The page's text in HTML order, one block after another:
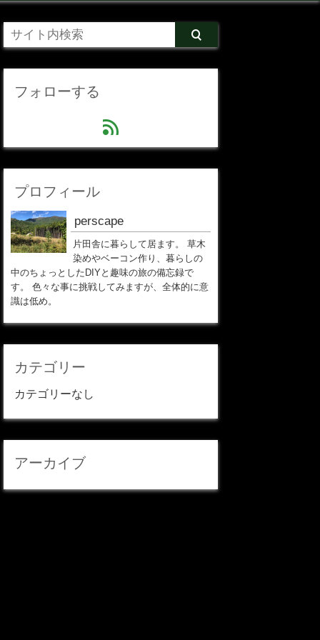
フォローする
feed
プロフィール
perscape
片田舎に暮らして居ます。 草木
染めやベーコン作り、暮らしの
中のちょっとしたDIYと趣味の旅の備忘録で
す。 色々な事に挑戦してみますが、全体的に意
識は低め。
カテゴリー
カテゴリーなし
アーカイブ